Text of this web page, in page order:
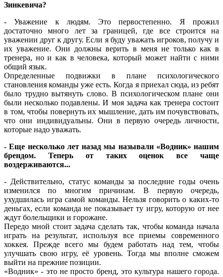
Зинкевича?
- Уважение к людям. Это первостепенно. Я прожил
достаточно много лет за границей, где все строится на
уважении друг к другу. Если я буду уважать игроков, получу и
их уважение. Они должны верить в меня не только как в
тренера, но и как в человека, который может найти с ними
общий язык.
Определенные подвижки в плане психологического
становления команды уже есть. Когда я приехал сюда, из ребят
было трудно вытянуть слово. В психологическом плане они
были несколько подавлены. И моя задача как тренера состоит
в том, чтобы повернуть их мышление, дать им почувствовать,
что они индивидуальны. Они в первую очередь личности,
которые надо уважать.
- Еще несколько лет назад мы называли «Водник» нашим
брендом. Теперь от таких оценок все чаще
воздерживаются...
- Действительно, статус команды за последние годы очень
изменился по многим причинам. В первую очередь,
ухудшилась игра самой команды. Нельзя говорить о каких-то
деньгах, если команда не показывает ту игру, которую от нее
ждут болельщики и горожане.
Передо мной стоит задача сделать так, чтобы команда начала
играть на результат, используя все приемы современного
хоккея. Прежде всего мы будем работать над тем, чтобы
улучшать свою игру, её уровень. Тогда мы вполне сможем
выйти на прежние позиции.
«Водник» - это не просто бренд, это культура нашего города.